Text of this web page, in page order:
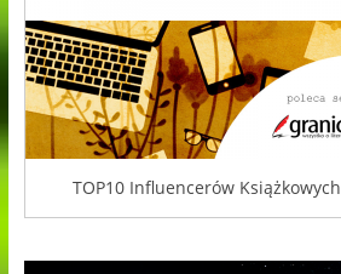
TOP10 Influencerów Książkowych